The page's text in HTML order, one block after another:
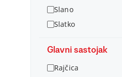
Slano
Slatko
Glavni sastojak
Rajčica